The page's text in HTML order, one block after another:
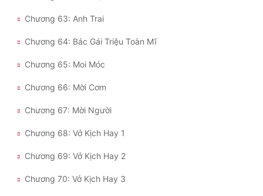
Chương 63: Anh Trai
Chương 64: Bác Gái Triệu Toàn Mĩ
Chương 65: Moi Móc
Chương 66: Mời Cơm
Chương 67: Mời Người
Chương 68: Vở Kịch Hay 1
Chương 69: Vở Kịch Hay 2
Chương 70: Vở Kịch Hay 3